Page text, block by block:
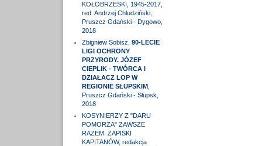
KOŁOBRZESKI, 1945-2017,
red. Andrzej Chludziński,
Pruszcz Gdański - Dygowo,
2018
Zbigniew Sobisz, 90-LECIE
LIGI OCHRONY
PRZYRODY. JÓZEF
CIEPLIK - TWÓRCA I
DZIAŁACZ LOP W
REGIONIE SŁUPSKIM,
Pruszcz Gdański - Słupsk,
2018
KOSYNIERZY Z "DARU
POMORZA" ZAWSZE
RAZEM. ZAPISKI
KAPITANÓW, redakcja